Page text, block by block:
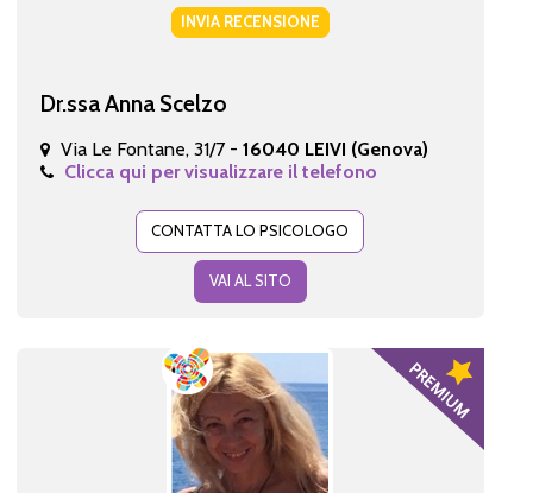
INVIA RECENSIONE
Dr.ssa Anna Scelzo
Via Le Fontane, 31/7 - 16040 LEIVI (Genova)
Clicca qui per visualizzare il telefono
CONTATTA LO PSICOLOGO
VAI AL SITO